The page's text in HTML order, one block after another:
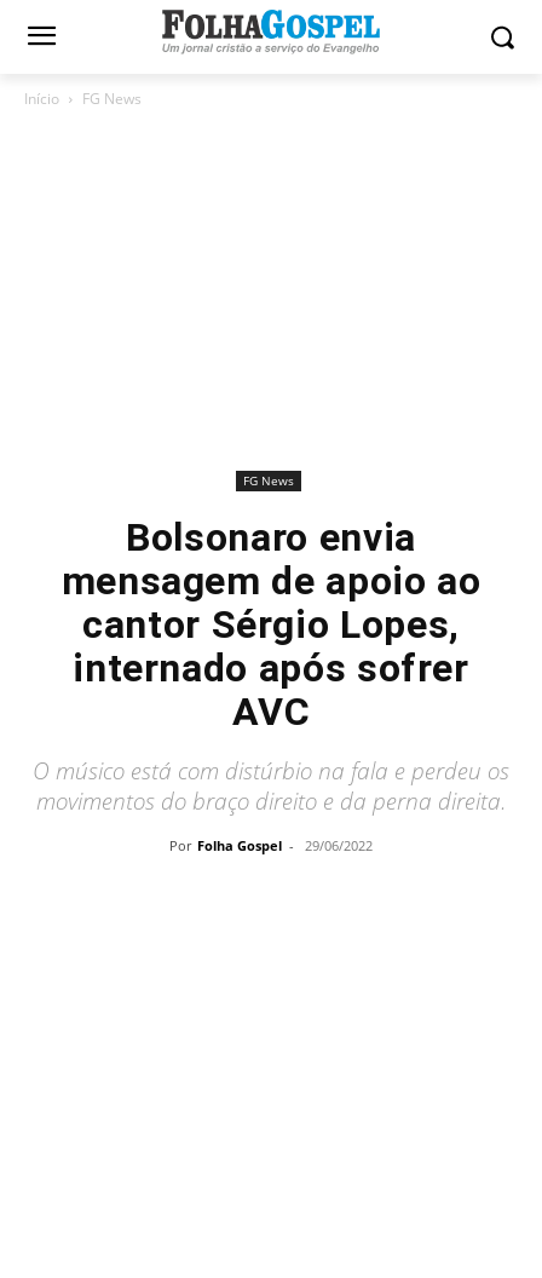
Início FG News
FG News
Bolsonaro envia
mensagem de apoio ao
cantor Sérgio Lopes,
internado após sofrer
AVC
O músico está com distúrbio na fala e perdeu os
movimentos do braço direito e da perna direita.
Por Folha Gospel - 29/06/2022